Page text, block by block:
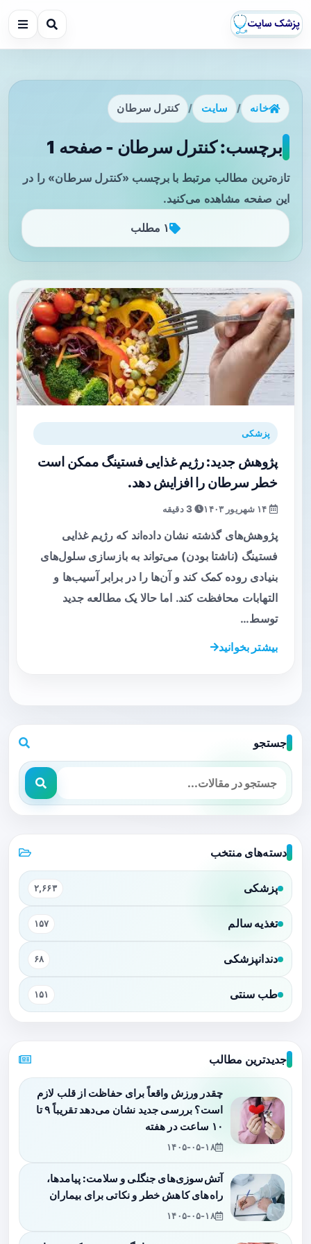
خانه / سایت / کنترل سرطان
برچسب: کنترل سرطان - صفحه 1
تازه‌ترین مطالب مرتبط با برچسب «کنترل سرطان» را در
این صفحه مشاهده می‌کنید.
۱ مطلب
پزشکی
پژوهش جدید: رژیم غذایی فستینگ ممکن است
خطر سرطان را افزایش دهد.
3 دقیقه
پژوهش‌های گذشته نشان داده‌اند که رژیم غذایی
فستینگ (ناشتا بودن) می‌تواند به بازسازی سلول‌های
بنیادی روده کمک کند و آن‌ها را در برابر آسیب‌ها و
التهابات محافظت کند. اما حالا یک مطالعه جدید
توسط…
بیشتر بخوانید
جستجو
دسته‌های منتخب
پزشکی ۲,۶۶۳
تغذیه سالم ۱۵۷
دندانپزشکی ۶۸
طب سنتی ۱۵۱
جدیدترین مطالب
چقدر ورزش واقعاً برای حفاظت از قلب لازم
است؟ بررسی جدید نشان می‌دهد تقریباً ۹ تا
۱۰ ساعت در هفته
۱۴۰۵-۰۵-۱۸
آتش‌سوزی‌های جنگلی و سلامت: پیامدها،
راه‌های کاهش خطر و نکاتی برای بیماران
۱۴۰۵-۰۵-۱۸